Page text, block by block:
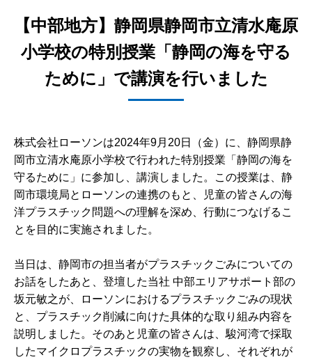
【中部地方】静岡県静岡市立清水庵原
小学校の特別授業「静岡の海を守る
ために」で講演を行いました
株式会社ローソンは2024年9月20日（金）に、静岡県静
岡市立清水庵原小学校で行われた特別授業「静岡の海を
守るために」に参加し、講演しました。この授業は、静
岡市環境局とローソンの連携のもと、児童の皆さんの海
洋プラスチック問題への理解を深め、行動につなげるこ
とを目的に実施されました。
当日は、静岡市の担当者がプラスチックごみについての
お話をしたあと、登壇した当社 中部エリアサポート部の
坂元敏之が、ローソンにおけるプラスチックごみの現状
と、プラスチック削減に向けた具体的な取り組み内容を
説明しました。そのあと児童の皆さんは、駿河湾で採取
したマイクロプラスチックの実物を観察し、それぞれが